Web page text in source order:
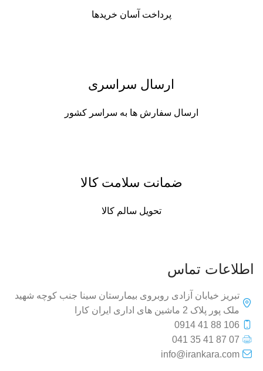
پرداخت آسان خریدها
ارسال سراسری
ارسال سفارش ها به سراسر کشور
ضمانت سلامت کالا
تحویل سالم کالا
اطلاعات تماس
تبریز خیابان آزادی روبروی بیمارستان سینا جنب کوچه شهید
ملک پور پلاک 2 ماشین های اداری ایران کارا
106 88 41 0914
07 87 41 35 041
info@irankara.com